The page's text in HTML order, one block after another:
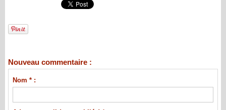
Nouveau commentaire :
Nom * :